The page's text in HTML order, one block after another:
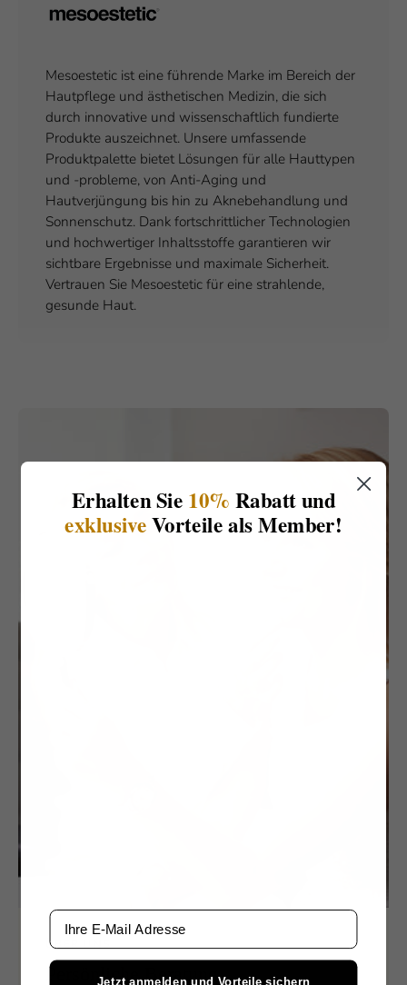
Mesoestetic ist eine führende Marke im Bereich der
Hautpflege und ästhetischen Medizin, die sich
durch innovative und wissenschaftlich fundierte
Produkte auszeichnet. Unsere umfassende
Produktpalette bietet Lösungen für alle Hauttypen
und -probleme, von Anti-Aging und
Hautverjüngung bis hin zu Aknebehandlung und
Sonnenschutz. Dank fortschrittlicher Technologien
und hochwertiger Inhaltsstoffe garantieren wir
sichtbare Ergebnisse und maximale Sicherheit.
Vertrauen Sie Mesoestetic für eine strahlende,
gesunde Haut.
ÜBER UNS
Persönliche Beratung
Erhalten Sie 10% Rabatt und
exklusiveVorteile als Member!
Email